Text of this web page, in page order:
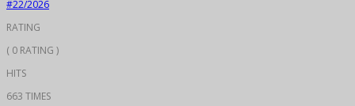
#22/2026
RATING
( 0 RATING )
HITS
663 TIMES